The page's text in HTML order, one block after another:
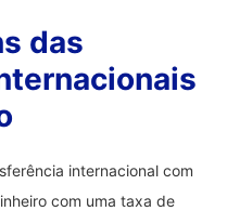
das
internacional com
com uma taxa de